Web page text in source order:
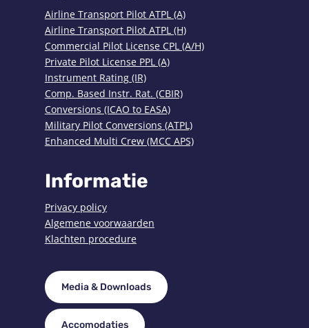
Airline Transport Pilot ATPL (A)
Airline Transport Pilot ATPL (H)
Commercial Pilot License CPL (A/H)
Private Pilot License PPL (A)
Instrument Rating (IR)
Comp. Based Instr. Rat. (CBIR)
Conversions (ICAO to EASA)
Military Pilot Conversions (ATPL)
Enhanced Multi Crew (MCC APS)
Informatie
Privacy policy
Algemene voorwaarden
Klachten procedure
Media & Downloads
Accomodaties